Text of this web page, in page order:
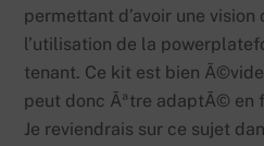
permettant d’avoir une vision
l’utilisation de la
tenant. Ce kit est bien
peut donc Ãªtre adaptÃ© en
Je reviendrais sur ce sujet